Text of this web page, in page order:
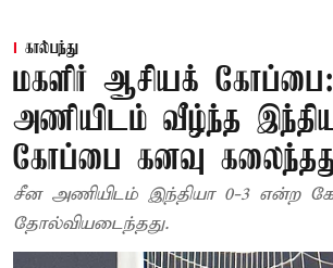
கால்பந்து
மகளிர் ஆசியக்
அணியிடம் வீழ்ந்த
கோப்பை கனவு
சீன அணியிடம் இந்தியா 0-3 என்ற
தோல்வியடைந்தது.